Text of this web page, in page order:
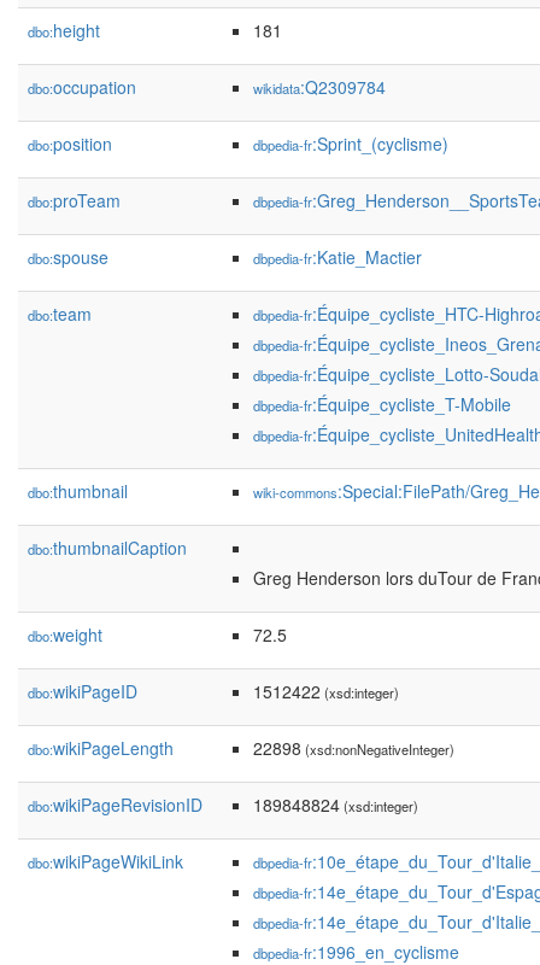
dbo:height 181
dbo:occupation wikidata:Q2309784
dbo:position dbpedia-fr:Sprint_(cyclisme)
dbo:proTeam dbpedia-fr
dbo:spouse dbpedia-fr:Katie_Mactier
dbo:team dbpedia-fr:Équipe_cycliste_HTC-
dbpedia-fr
dbpedia-fr:Équipe_cycliste_Lotto-
dbpedia-fr:Équipe_cycliste_T-Mobile
dbpedia-fr
dbo:thumbnail wiki-commons:Special:FilePath/
dbo:thumbnailCaption
Greg Henderson lors duTour de
dbo:weight 72.5
dbo:wikiPageID 1512422 (xsd:integer)
dbo:wikiPageLength 22898 (xsd:nonNegativeInteger)
dbo:wikiPageRevisionID 189848824(xsd:integer)
dbo:wikiPageWikiLink dbpedia-fr
dbpedia-fr
dbpedia-fr
dbpedia-fr:1996_en_cyclisme